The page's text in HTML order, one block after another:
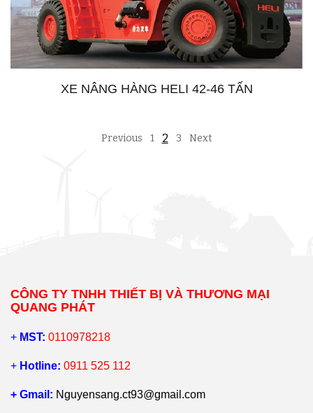
XE NÂNG HÀNG HELI 42-46 TẤN
Previous 1 2 3 Next
CÔNG TY TNHH THIẾT BỊ VÀ THƯƠNG MẠI
QUANG PHÁT
+ MST: 0110978218
+ Hotline: 0911 525 112
+ Gmail: Nguyensang.ct93@gmail.com